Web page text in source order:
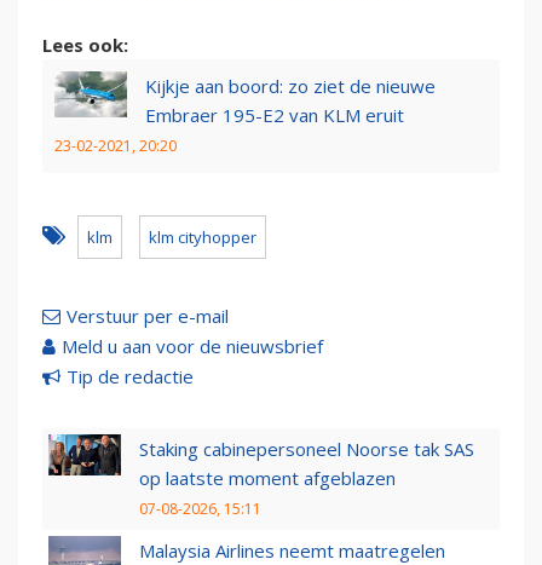
Lees ook:
Kijkje aan boord: zo ziet de nieuwe
Embraer 195-E2 van KLM eruit
23-02-2021, 20:20
klm klm cityhopper
Verstuur per e-mail
Meld u aan voor de nieuwsbrief
Tip de redactie
Staking cabinepersoneel Noorse tak SAS
op laatste moment afgeblazen
07-08-2026, 15:11
Malaysia Airlines neemt maatregelen